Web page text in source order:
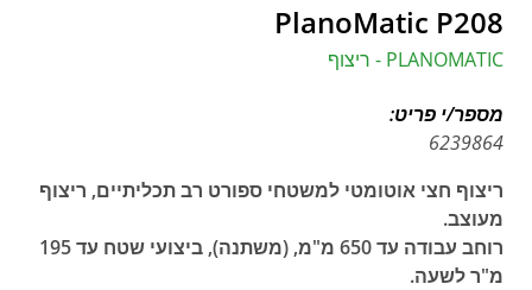
PlanoMatic P208
PLANOMATIC - ריצוף
מספר/י פריט:
6239864
ריצוף חצי אוטומטי למשטחי ספורט רב תכליתיים, ריצוף
מעוצב.
רוחב עבודה עד 650 מ"מ, (משתנה), ביצועי שטח עד 195
מ"ר לשעה.